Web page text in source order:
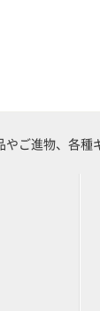
やご進物、各